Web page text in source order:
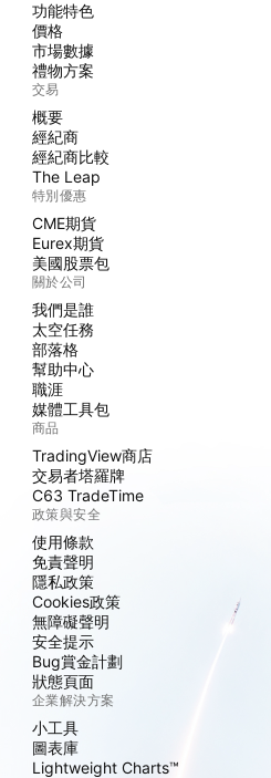
功能特色
價格
市場數據
禮物方案
交易
概要
經紀商
經紀商比較
The Leap
特別優惠
CME期貨
Eurex期貨
美國股票包
關於公司
我們是誰
太空任務
部落格
幫助中心
職涯
媒體工具包
商品
TradingView商店
交易者塔羅牌
C63 TradeTime
政策與安全
使用條款
免責聲明
隱私政策
Cookies政策
無障礙聲明
安全提示
Bug賞金計劃
狀態頁面
企業解決方案
小工具
圖表庫
Lightweight Charts™